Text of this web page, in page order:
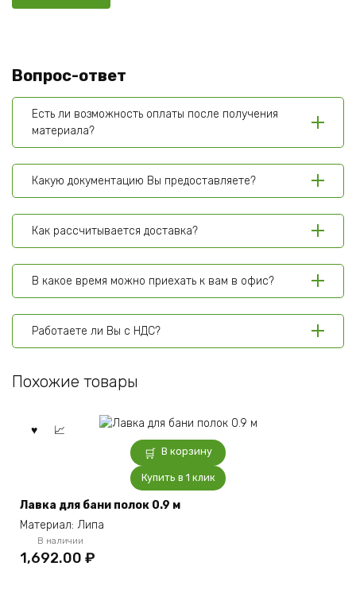
Вопрос-ответ
Есть ли возможность оплаты после получения
материала?
Какую документацию Вы предоставляете?
Как рассчитывается доставка?
В какое время можно приехать к вам в офис?
Работаете ли Вы с НДС?
Похожие товары
В корзину
Купить в 1 клик
Лавка для бани полок 0.9 м
Материал: Липа
В наличии
1,692.00 ₽